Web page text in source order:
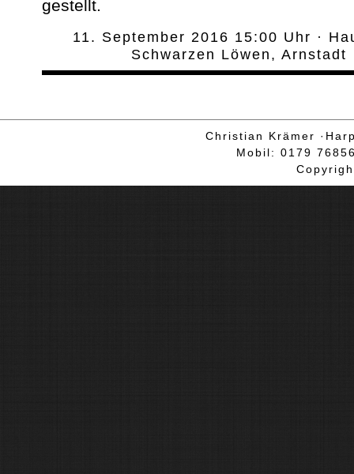
gestellt.
11. September 2016 15:00 Uhr ·
Schwarzen Löwen, Arnstadt
Christian Krämer
Mobil: 0179